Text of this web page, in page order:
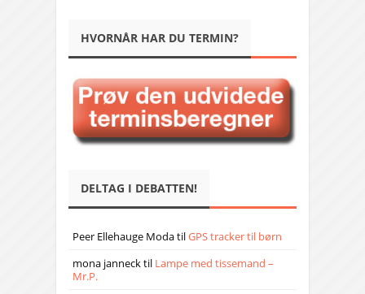
HVORNÅR HAR DU TERMIN?
DELTAG I DEBATTEN!
Peer Ellehauge ModatilGPS tracker til børn
mona jannecktil Lampe med tissemand –
Mr.P.